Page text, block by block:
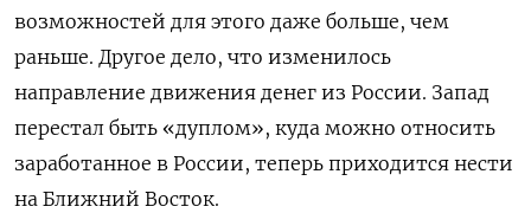
возможностей для этого даже больше, чем
раньше. Другое дело, что изменилось
направление движения денег из России. Запад
перестал быть «дуплом», куда можно относить
заработанное в России, теперь приходится нести
на Ближний Восток.